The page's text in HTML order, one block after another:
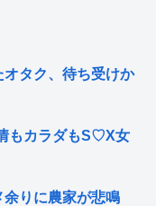
オタク、待ち受けか
もカラダもS♡X女
余りに農家が悲鳴